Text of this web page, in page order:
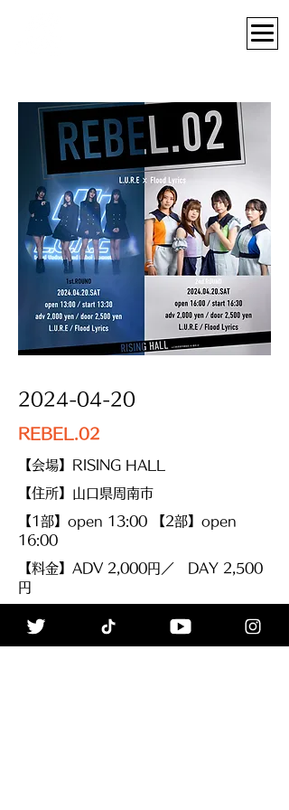
2024-04-20
REBEL.02
【会場】RISING HALL
【住所】山口県周南市
【1部】open 13:00 【2部】open
16:00
【料金】ADV 2,000円／ DAY 2,500
円
【出演】L,U.R.E / Flood Lyrics
【備考】チケット4月2日20時より受付